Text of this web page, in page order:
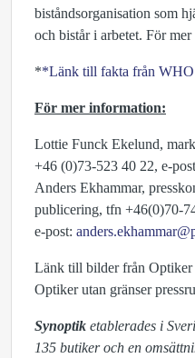
biståndsorganisation som
och bistår i arbetet. För
**Länk till fakta från
För mer information:
Lottie Funck Ekelund,
+46 (0)73-523 40 22, e-
Anders Ekhammar,
publicering, tfn +46(0)70-
e-post:
Länk till bilder från Optiker
Optiker utan gränser
Synoptik etablerades i
135 butiker och en